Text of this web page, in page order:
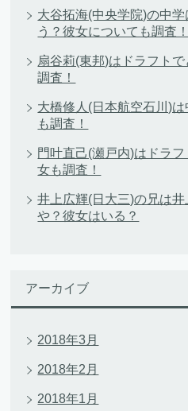
大谷拓海(中央学院)の中
う？彼女についても調査！
扇谷莉(東邦)はドラフト
調査！
大橋修人(日本航空石川)
も調査！
門叶直己(瀬戸内)はドラ
女も調査！
井上広輝(日大三)の兄は
や？彼女はいる？
アーカイブ
2018年3月
2018年2月
2018年1月